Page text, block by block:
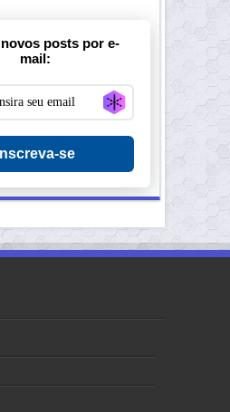
novos posts por e-
mail:
Generate new
Inscreva-se